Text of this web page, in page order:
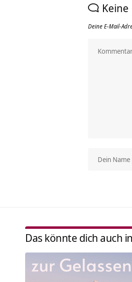
Deine E-Mail-
Das könnte dich auch